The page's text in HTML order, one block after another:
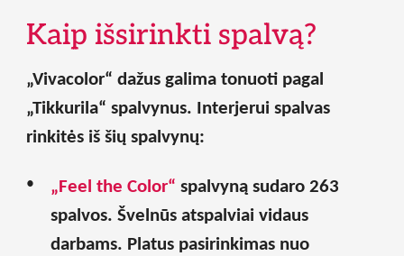
Kaip išsirinkti spalvą?
„Vivacolor“ dažus galima tonuoti pagal
„Tikkurila“ spalvynus. Interjerui spalvas
rinkitės iš šių spalvynų:
„Feel the Color“ spalvyną sudaro 263
spalvos. Švelnūs atspalviai vidaus
darbams. Platus pasirinkimas nuo